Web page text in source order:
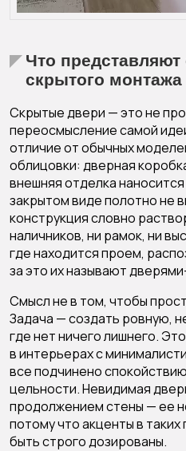
Что
скрытого монтажа
Скрытые двери — это не
переосмысление самой
отличие от обычных
облицовки: дверная
внешняя отделка
закрытом виде полотно не
конструкция словно
наличников, ни рамок, ни
где находится проем,
за это их называют
Смысл не в том, чтобы
Задача — создать ровную,
где нет ничего лишнего.
в интерьерах с
все подчинено
цельности. Невидимая
продолжением стены — ее
потому что акценты в
быть строго дозированы.